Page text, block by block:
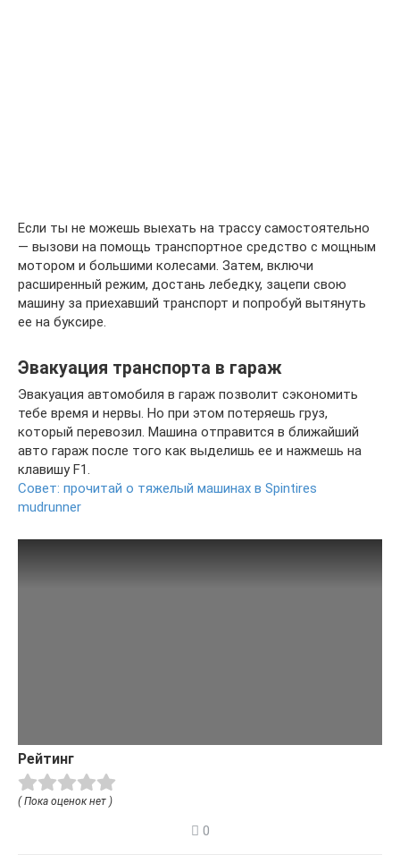
Если ты не можешь выехать на трассу самостоятельно
— вызови на помощь транспортное средство с мощным
мотором и большими колесами. Затем, включи
расширенный режим, достань лебедку, зацепи свою
машину за приехавший транспорт и попробуй вытянуть
ее на буксире.
Эвакуация транспорта в гараж
Эвакуация автомобиля в гараж позволит сэкономить
тебе время и нервы. Но при этом потеряешь груз,
который перевозил. Машина отправится в ближайший
авто гараж после того как выделишь ее и нажмешь на
клавишу F1.
Совет: прочитай о тяжелый машинах в Spintires
mudrunner
Рейтинг
( Пока оценок нет )
0